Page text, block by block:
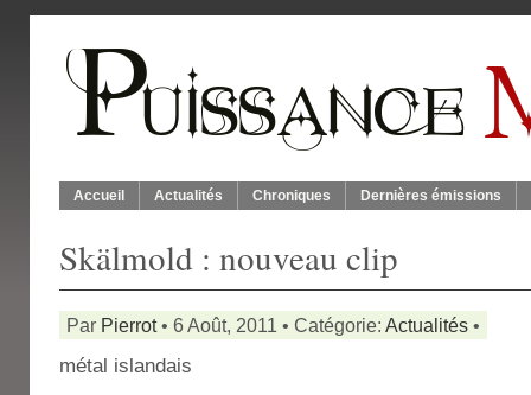
Accueil Actualités Chroniques Dernières émissions
Skälmold : nouveau clip
Par Pierrot• 6 Août, 2011 • Catégorie: Actualités •
métal islandais